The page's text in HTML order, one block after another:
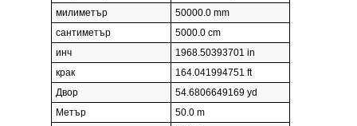
милиметър
50000.0 mm
сантиметър
5000.0 cm
инч
1968.50393701 in
крак
164.041994751 ft
Двор
54.6806649169 yd
Метър
50.0 m